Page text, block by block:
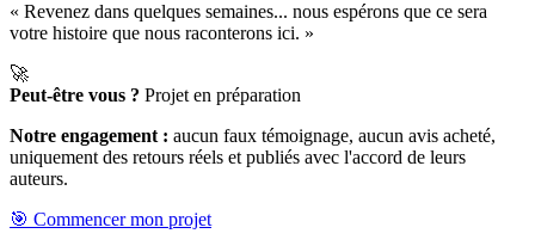
« Revenez dans quelques semaines... nous espérons que ce sera
votre histoire que nous raconterons ici. »
🚀
Peut-être vous ? Projet en préparation
Notre engagement : aucun faux témoignage, aucun avis acheté,
uniquement des retours réels et publiés avec l'accord de leurs
auteurs.
🎯 Commencer mon projet